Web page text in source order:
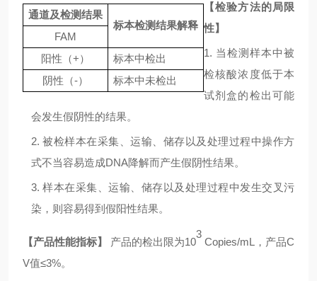
通道及检测结果
标本检测结果解释
FAM
阳性（+）
标本中检出
阴性（-） 标本中未检出
【检验方法的局限
性】
1. 当检测样本中被
检核酸浓度低于本
试剂盒的检出可能
会发生假阴性的结果。
2. 被检样本在采集、运输、储存以及处理过程中操作方
式不当容易造成DNA降解而产生假阴性结果。
3. 样本在采集、运输、储存以及处理过程中发生交叉污
染，则容易得到假阳性结果。
【产品性能指标】 产品的检出限为10
3
Copies/mL ，产品C
V值≤3%。